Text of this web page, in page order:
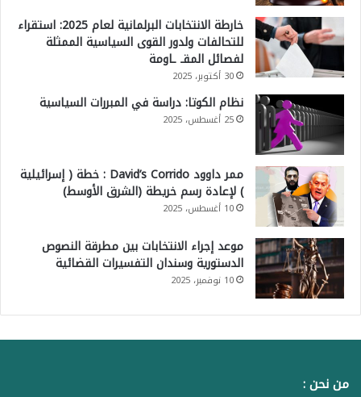
خارطة الانتخابات البرلمانية لعام 2025: استقراء
للتحالفات ولدور القوى السياسية الممثلة
لفصائل المقـ ـاومة
30 أكتوبر، 2025
نظام الكوتا: دراسة في المبررات السياسية
25 أغسطس، 2025
ممر داوود David’s Corrido : خطة ( إسرائيلية
) لإعادة رسم خريطة (الشرق الأوسط)
10 أغسطس، 2025
موعد إجراء الانتخابات بين مطرقة النصوص
الدستورية وسندان التفسيرات القضائية
10 نوفمبر، 2025
من نحن :